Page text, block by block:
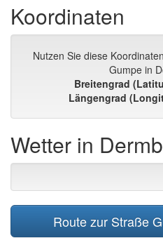
Koordinaten
Nutzen Sie diese
Gumpe in
Breitengrad
Längengrad
Wetter in
Route zur Straße